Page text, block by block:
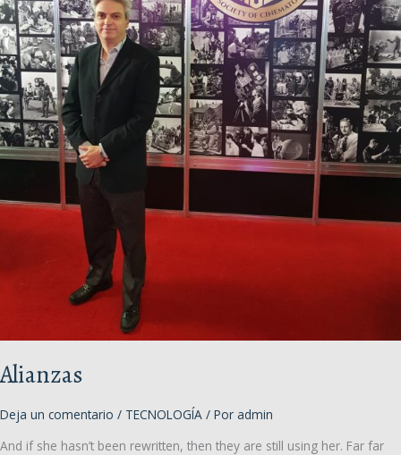
Alianzas
Deja un comentario / TECNOLOGÍA / Por admin
And if she hasn’t been rewritten, then they are still using her. Far far